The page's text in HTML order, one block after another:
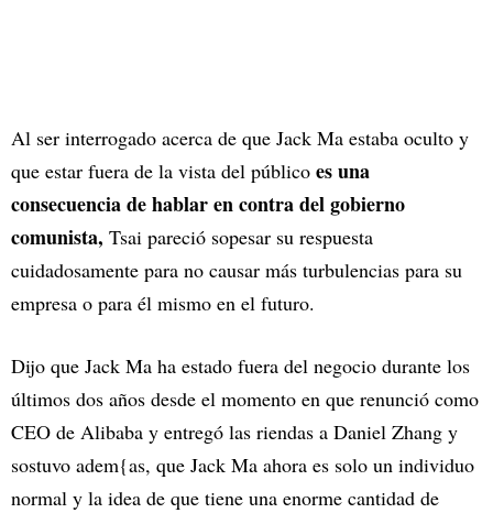
Al ser interrogado acerca de que Jack Ma estaba oculto y
que estar fuera de la vista del público es una
consecuencia de hablar en contra del gobierno
comunista, Tsai pareció sopesar su respuesta
cuidadosamente para no causar más turbulencias para su
empresa o para él mismo en el futuro.
Dijo que Jack Ma ha estado fuera del negocio durante los
últimos dos años desde el momento en que renunció como
CEO de Alibaba y entregó las riendas a Daniel Zhang y
sostuvo adem{as, que Jack Ma ahora es solo un individuo
normal y la idea de que tiene una enorme cantidad de